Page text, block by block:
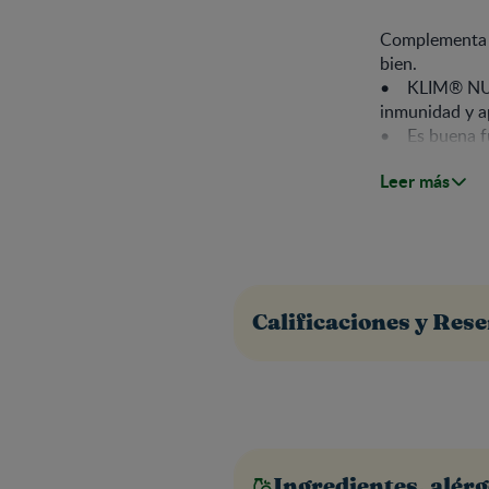
bien.
• KLIM®
inmunidad y
• Es buena
• Excelente
Leer más
Calificaciones y